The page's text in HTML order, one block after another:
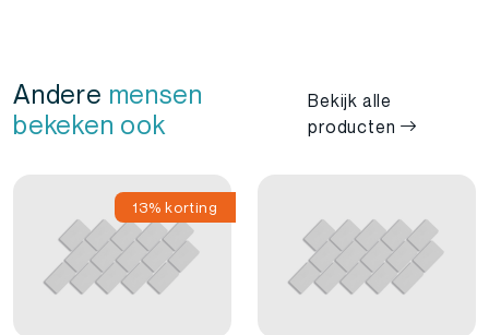
Andere mensen
bekeken ook
Bekijk alle
producten
13% korting